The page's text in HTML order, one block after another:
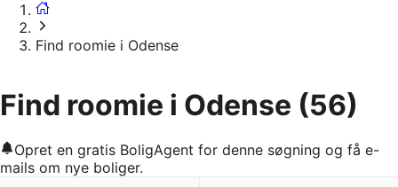
Find roomie i Odense
Find roomie i Odense (56)
Opret en gratis BoligAgent for denne søgning og få e-
mails om nye boliger.